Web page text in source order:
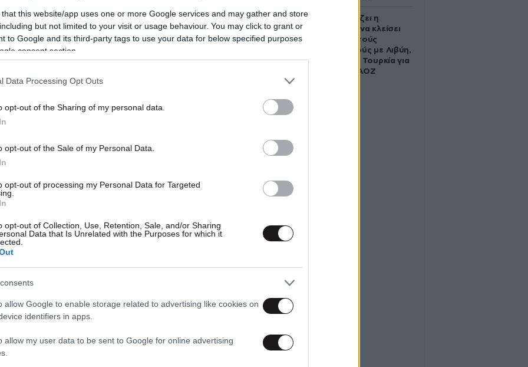
that this website/app uses one or more Google services and may gather and store
but not limited to your visit or usage behaviour. You may click to grant or
to Google and its third-party tags to use your data for below specified purposes
consent section.
Data Processing Opt Outs
opt-out of the Sharing of my personal data.
opt-out of the Sale of my Personal Data.
opt-out of processing my Personal Data for Targeted
opt-out of Collection, Use, Retention, Sale, and/or Sharing
Data that Is Unrelated with the Purposes for which it
allow Google to enable storage related to advertising like cookies on
identifiers in apps.
allow my user data to be sent to Google for online advertising
Πώς σχεδιάζει η
κυβέρνηση να κλείσει
τους ανοιχτούς
λογαριασμούς με Λιβύη,
Αλβανία και Τουρκία για
τη χάραξη ΑΟΖ